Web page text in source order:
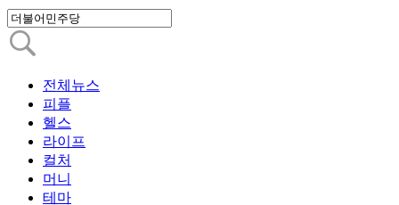
전체뉴스
피플
헬스
라이프
컬처
머니
테마